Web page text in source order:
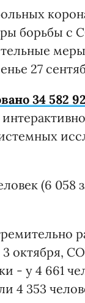
борьбы с
27
34 582
(6 058
октября,
- у 4 661
4 353